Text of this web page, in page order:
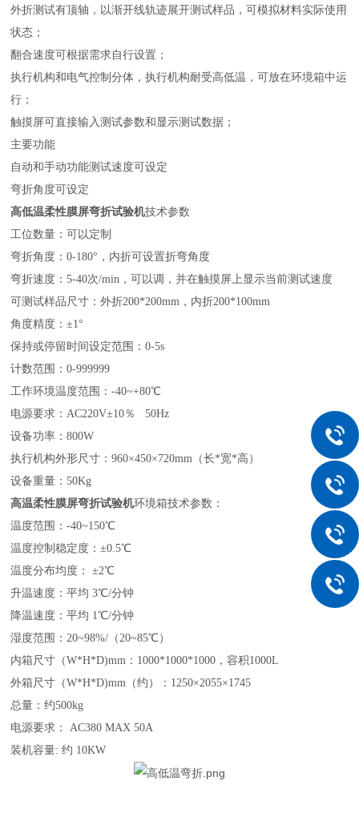
外折测试有顶轴，以渐开线轨迹展开测试样品，可模拟材料实际使用
状态；
翻合速度可根据需求自行设置；
执行机构和电气控制分体，执行机构耐受高低温，可放在环境箱中运
行；
触摸屏可直接输入测试参数和显示测试数据；
主要功能
自动和手动功能测试速度可设定
弯折角度可设定
高低温柔性膜屏弯折试验机技术参数
工位数量：可以定制
弯折角度：0-180°，内折可设置折弯角度
弯折速度：5-40次/min ，可以调，并在触摸屏上显示当前测试速度
可测试样品尺寸：外折200*200mm ，内折200*100mm
角度精度：±1°
保持或停留时间设定范围：0-5s
计数范围：0-999999
工作环境温度范围：-40~+80℃
电源要求： AC220V±10％
50Hz
设备功率：800W
执行机构外形尺寸：960×450×720mm （长*宽*高）
设备重量：50Kg
高温柔性膜屏弯折试验机环境箱技术参数：
温度范围：-40~150℃
温度控制稳定度：±0.5℃
温度分布均度： ±2℃
升温速度：平均3℃/分钟
降温速度：平均 1℃/分钟
湿度范围： 20~98%/ （ 20~85℃）
内箱尺寸（W*H*D)mm ： 1000*1000*1000 ，容积1000L
外箱尺寸（W*H*D)mm （约）： 1250×2055×1745
总量：约500kg
电源要求：
AC380 MAX 50A
装机容量:约 10KW